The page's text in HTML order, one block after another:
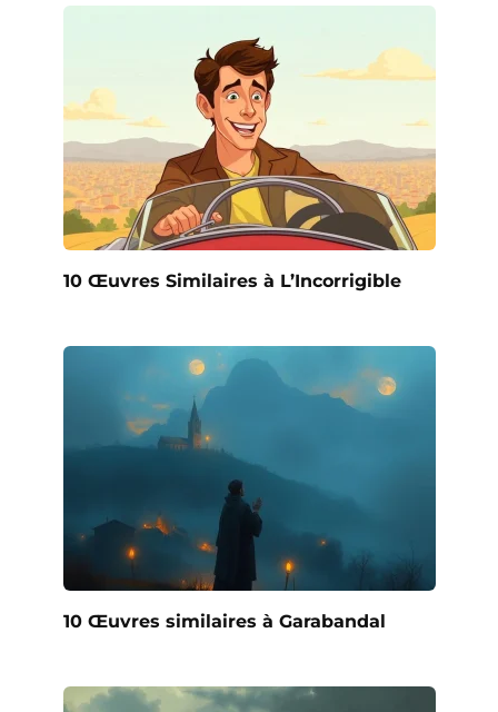
10 Œuvres Similaires à L’Incorrigible
10 Œuvres similaires à Garabandal